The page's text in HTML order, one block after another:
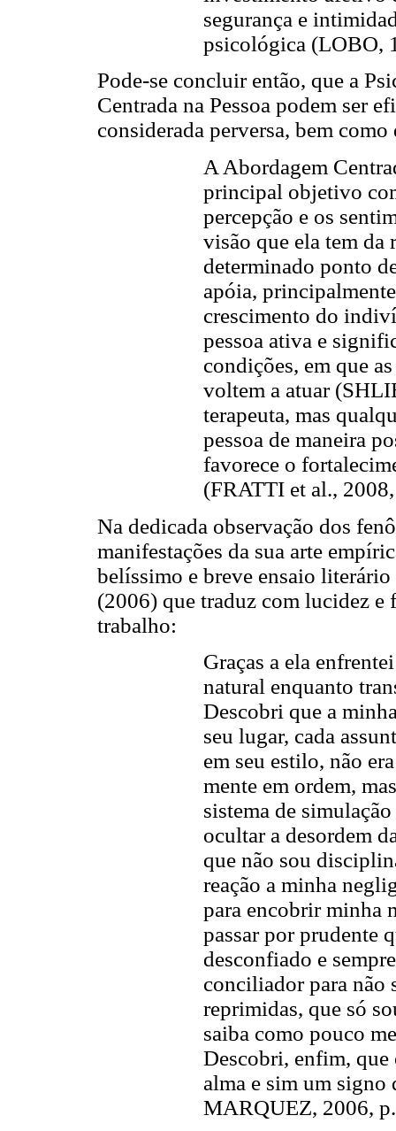
segurança e
psicológica (LOBO,
Pode-se concluir então, que a
Centrada na Pessoa podem ser
considerada perversa, bem
A Abordagem
principal objetivo
percepção e os
visão que ela tem da
determinado ponto
apóia,
crescimento do
pessoa ativa e
condições, em que
voltem a atuar
terapeuta, mas
pessoa de maneira
favorece o
(FRATTI et al.,
Na dedicada observação dos
manifestações da sua arte
belíssimo e breve ensaio
(2006) que traduz com lucidez e
trabalho:
Graças a ela
natural enquanto
Descobri que a
seu lugar, cada
em seu estilo, não
mente em ordem,
sistema de
ocultar a desordem
que não sou
reação a minha
para encobrir minha
passar por prudente
desconfiado e
conciliador para não
reprimidas, que só
saiba como pouco
Descobri, enfim, que
alma e sim um
MARQUEZ, 2006,